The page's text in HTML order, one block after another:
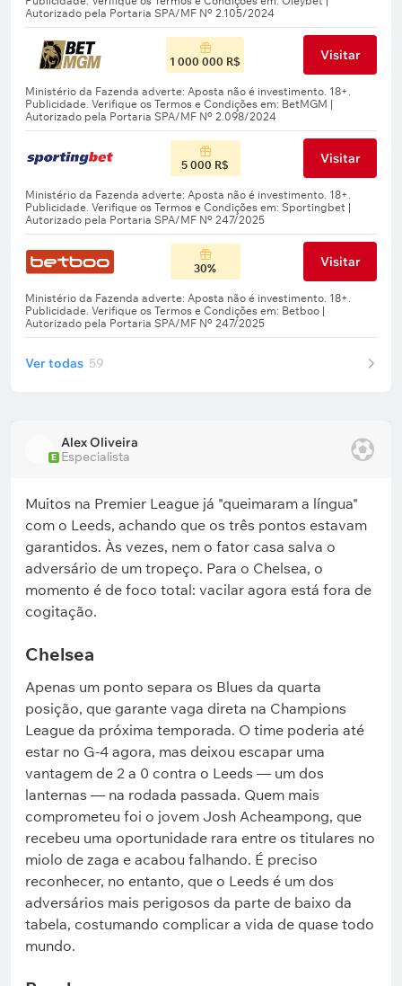
1 000 000 R$ Visitar
5 000 R$ Visitar
30% Visitar
Ver todas 59
E
Alex Oliveira
Especialista
Muitos na Premier League já "queimaram a língua"
com o Leeds, achando que os três pontos estavam
garantidos. Às vezes, nem o fator casa salva o
adversário de um tropeço. Para o Chelsea, o
momento é de foco total: vacilar agora está fora de
cogitação.
Chelsea
Apenas um ponto separa os Blues da quarta
posição, que garante vaga direta na Champions
League da próxima temporada. O time poderia até
estar no G-4 agora, mas deixou escapar uma
vantagem de 2 a 0 contra o Leeds — um dos
lanternas — na rodada passada. Quem mais
comprometeu foi o jovem Josh Acheampong, que
recebeu uma oportunidade rara entre os titulares no
miolo de zaga e acabou falhando. É preciso
reconhecer, no entanto, que o Leeds é um dos
adversários mais perigosos da parte de baixo da
tabela, costumando complicar a vida de quase todo
mundo.